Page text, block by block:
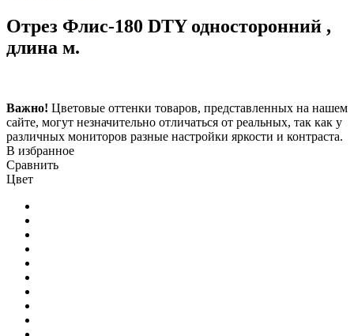
Отрез Флис-180 DTY односторонний ,
длина м.
Важно! Цветовые оттенки товаров, представленных на нашем
сайте, могут незначительно отличаться от реальных, так как у
различных мониторов разные настройки яркости и контраста.
В избранное
Сравнить
Цвет